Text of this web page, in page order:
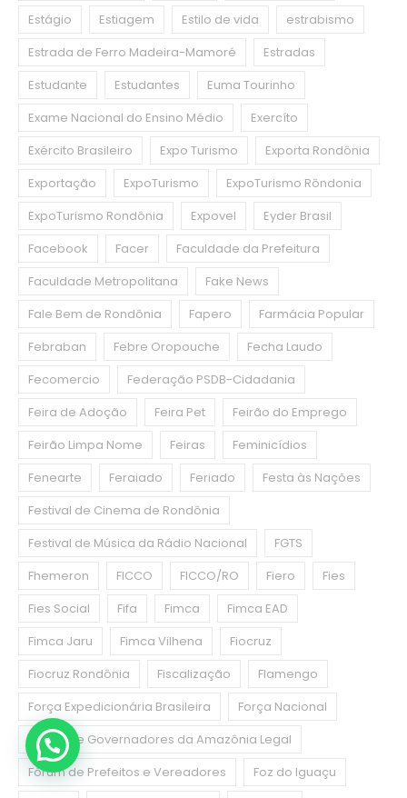
Estágio
Estiagem Estilo de vida
estrabismo
Estrada de Ferro Madeira-Mamoré
Estradas
Estudante
Estudantes
Euma Tourinho
Exame Nacional do Ensino Médio
Exercíto
Exército Brasileiro
Expo Turismo
Exporta Rondônia
Exportação
ExpoTurismo
ExpoTurismo Rôndonia
ExpoTurismo Rondônia
Expovel
Eyder Brasil
Facebook
Facer
Faculdade da Prefeitura
Faculdade Metropolitana
Fake News
Fale Bem de Rondônia
Fapero
Farmácia Popular
Febraban
Febre Oropouche
Fecha Laudo
Fecomercio
Federação PSDB-Cidadania
Feira de Adoção
Feira Pet
Feirão do Emprego
Feirão Limpa Nome
Feiras
Feminicídios
Fenearte
Feraiado Feriado
Festa às Nações
Festival de Cinema de Rondônia
Festival de Música da Rádio Nacional
FGTS
Fhemeron
FICCO FICCO/RO Fiero
Fies
Fies Social
Fifa Fimca
Fimca EAD
Fimca Jaru
Fimca Vilhena
Fiocruz
Fiocruz Rondônia
Fiscalização
Flamengo
Força Expedicionária Brasileira
Força Nacional
Fórum de Governadores da Amazônia Legal
Fórum de Prefeitos e Vereadores
Foz do Iguaçu